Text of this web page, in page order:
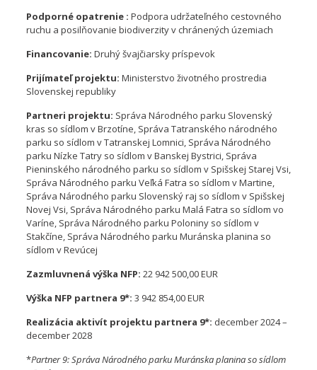
Podporné opatrenie : Podpora udržateľného cestovného
ruchu a posilňovanie biodiverzity v chránených územiach
Financovanie: Druhý švajčiarsky príspevok
Prijímateľ projektu: Ministerstvo životného prostredia
Slovenskej republiky
Partneri projektu: Správa Národného parku Slovenský
kras so sídlom v Brzotíne, Správa Tatranského národného
parku so sídlom v Tatranskej Lomnici, Správa Národného
parku Nízke Tatry so sídlom v Banskej Bystrici, Správa
Pieninského národného parku so sídlom v Spišskej Starej Vsi,
Správa Národného parku Veľká Fatra so sídlom v Martine,
Správa Národného parku Slovenský raj so sídlom v Spišskej
Novej Vsi, Správa Národného parku Malá Fatra so sídlom vo
Varíne, Správa Národného parku Poloniny so sídlom v
Stakčíne, Správa Národného parku Muránska planina so
sídlom v Revúcej
Zazmluvnená výška NFP: 22 942 500,00 EUR
Výška NFP partnera 9*: 3 942 854,00 EUR
Realizácia aktivít projektu partnera 9*: december 2024 –
december 2028
*Partner 9: Správa Národného parku Muránska planina so sídlom